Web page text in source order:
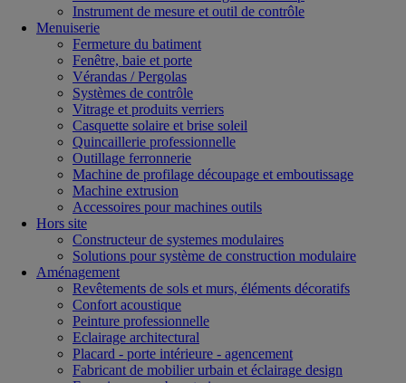
Instrument de mesure et outil de contrôle
Menuiserie
Fermeture du batiment
Fenêtre, baie et porte
Vérandas / Pergolas
Systèmes de contrôle
Vitrage et produits verriers
Casquette solaire et brise soleil
Quincaillerie professionnelle
Outillage ferronnerie
Machine de profilage découpage et emboutissage
Machine extrusion
Accessoires pour machines outils
Hors site
Constructeur de systemes modulaires
Solutions pour système de construction modulaire
Aménagement
Revêtements de sols et murs, éléments décoratifs
Confort acoustique
Peinture professionnelle
Eclairage architectural
Placard - porte intérieure - agencement
Fabricant de mobilier urbain et éclairage design